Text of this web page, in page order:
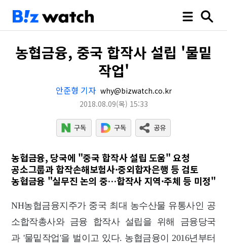
농협금융, 중국 합작사 설립 '물밑
작업'
안준형 기자 why@bizwatch.co.kr
2018.08.09(목) 15:33
농협금융, 당국에 "중국 합작사 설립 도움" 요청
공소그룹과 합작손해보험사·중외합자은행 등 검토
농협금융 "실무진 논의 중…합작사 지역·주체 등 미정"
NH농협금융지주가 중국 최대 농수산물 유통사인 공
소합작총사와 금융 합작사 설립을 위해 금융당국
과 '물밑작업'을 벌이고 있다. 농협금융이 2016년부터